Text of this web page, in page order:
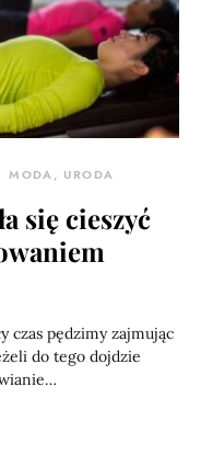
MODA, URODA
się cieszyć
czas pędzimy zajmując
do tego dojdzie